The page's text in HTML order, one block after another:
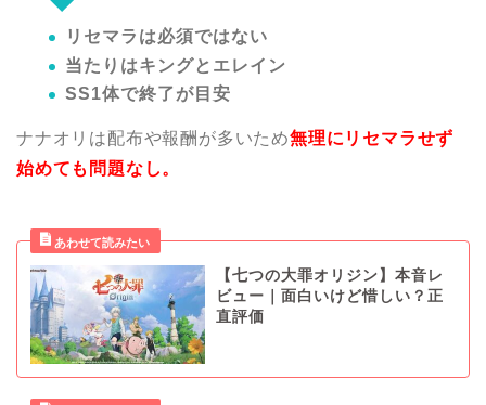
リセマラは必須ではない
当たりはキングとエレイン
SS1体で終了が目安
ナナオリは配布や報酬が多いため無理にリセマラせず
始めても問題なし。
【七つの大罪オリジン】本音レ
ビュー｜面白いけど惜しい？正
直評価